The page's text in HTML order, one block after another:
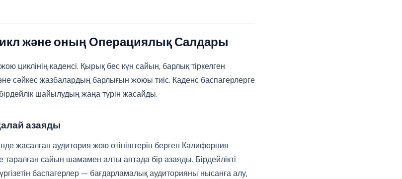
және оның Операциялық Салдары
циклінің каденсі. Қырық бес күн сайын, барлық тіркелген
сәйкес жазбалардың барлығын жоюы тиіс. Каденс баспагерлерге
шайылудың жаңа түрін жасайды.
азаяды
жасалған аудитория жою өтініштерін берген Калифорния
сайын шамамен алты аптада бір азаяды. Бірдейлікті
баспагерлер — бағдарламалық аудиторияны нысанға алу,